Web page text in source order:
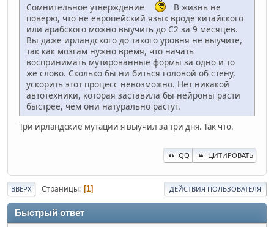
Сомнительное утверждение
В жизнь не
поверю, что не европейский язык вроде китайского
или арабского можно выучить до С2 за 9 месяцев.
Вы даже ирландского до такого уровня не выучите,
так как мозгам нужно время, что начать
воспринимать мутированные формы за одно и то
же слово. Сколько бы ни биться головой об стену,
ускорить этот процесс невозможно. Нет никакой
автотехники, которая заставила бы нейроны расти
быстрее, чем они натурально растут.
Три ирландские мутации я выучил за три дня. Так что.
QQ ЦИТИРОВАТЬ
ВВЕРХ Страницы 1 ДЕЙСТВИЯ ПОЛЬЗОВАТЕЛЯ
Быстрый ответ